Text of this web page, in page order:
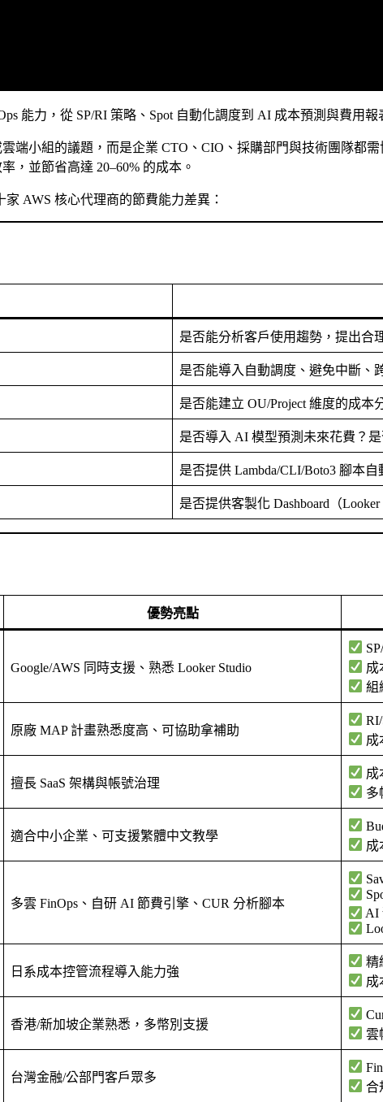
能力，從 SP/RI 策略、Spot 自動化調度到 AI 成本預測與費用
端小組的議題，而是企業 CTO、CIO、採購部門與技術團隊都
，並節省高達 20–60% 的成本。
AWS 核心代理商的節費能力差異：
是否能分析客戶使用趨勢，提出合
是否能導入自動調度、避免中斷、
是否能建立 OU/Project 維度的成本
是否導入 AI 模型預測未來花費？
是否提供 Lambda/CLI/Boto3 腳本
是否提供客製化 Dashboard（
優勢亮點
Google/AWS 同時支援、熟悉 Looker Studio
成
組
原廠 MAP 計畫熟悉度高、可協助拿補助
成
擅長 SaaS 架構與帳號治理
成
多
適合中小企業、可支援繁體中文教學
成
多雲 FinOps、自研 AI 節費引擎、CUR 分析腳本
AI
日系成本控管流程導入能力強
精
成
香港/新加坡企業熟悉，多幣別支援
雲
台灣金融/公部門客戶眾多
合